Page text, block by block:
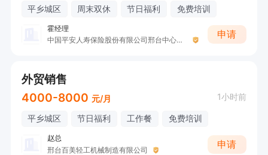
平乡城区 周末双休 节日福利 免费培训
霍经理
中国平安人寿保险股份有限公司邢台中心支公司平乡营销服务部
申请
外贸销售
4000-8000 元/月 1小时前
平乡城区 节日福利 工作餐 免费培训
赵总
邢台百美轻工机械制造有限公司
申请